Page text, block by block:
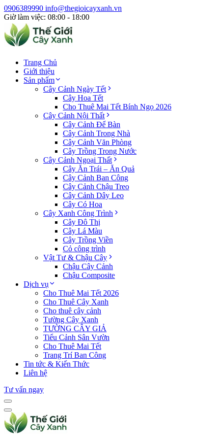
0906389990 info@thegioicayxanh.vn
Giờ làm việc: 08:00 - 18:00
Trang Chủ
Giới thiệu
Sản phẩm
Cây Cảnh Ngày Tết
Cây Hoa Tết
Cho Thuê Mai Tết Bính Ngọ 2026
Cây Cảnh Nội Thất
Cây Cảnh Để Bàn
Cây Cảnh Trong Nhà
Cây Cảnh Văn Phòng
Cây Trồng Trong Nước
Cây Cảnh Ngoại Thất
Cây Ăn Trái – Ăn Quả
Cây Cảnh Ban Công
Cây Cảnh Chậu Treo
Cây Cảnh Dây Leo
Cây Có Hoa
Cây Xanh Công Trình
Cây Đô Thị
Cây Lá Màu
Cây Trồng Viền
Cỏ công trình
Vật Tư & Chậu Cây
Chậu Cây Cảnh
Chậu Composite
Dịch vụ
Cho Thuê Mai Tết 2026
Cho Thuê Cây Xanh
Cho thuê cây cảnh
Tường Cây Xanh
TƯỜNG CÂY GIẢ
Tiểu Cảnh Sân Vườn
Cho Thuê Mai Tết
Trang Trí Ban Công
Tin tức & Kiến Thức
Liên hệ
Tư vấn ngay